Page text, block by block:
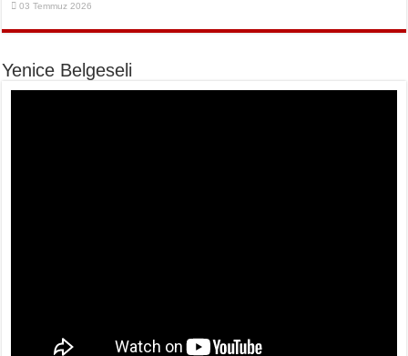
03 Temmuz 2026
Yenice Belgeseli